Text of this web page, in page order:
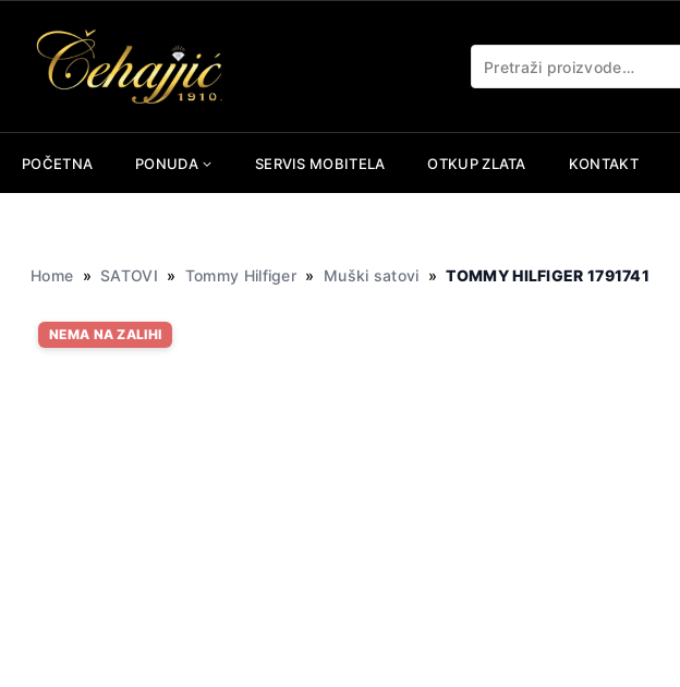
content
POČETNA PONUDA SERVIS MOBITELA OTKUP ZLATA KONTAKT
Home » SATOVI » Tommy Hilfiger » Muški satovi » TOMMY HILFIGER 1791741
NEMA NA ZALIHI